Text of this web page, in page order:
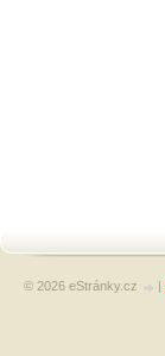
© 2026 eStránky.cz |